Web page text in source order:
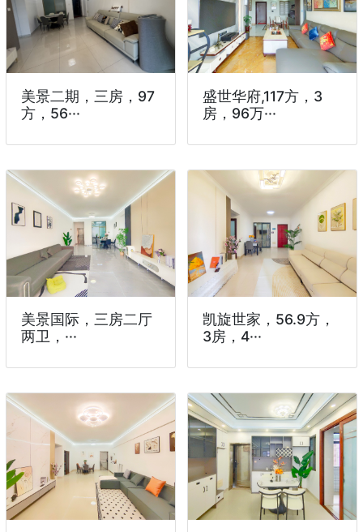
美景二期，三房，97
方，56···
盛世华府,117方，3
房，96万···
美景国际，三房二厅
两卫，···
凯旋世家，56.9方，
3房，4···